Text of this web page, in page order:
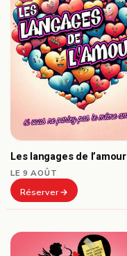
Les langages de l’amour
LE 9 AOÛT
Réserver